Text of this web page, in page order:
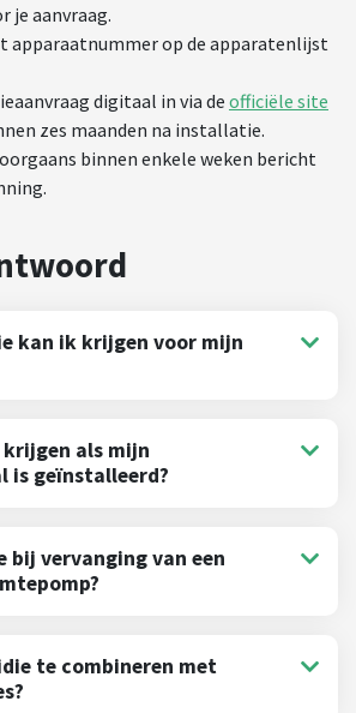
je aanvraag.
apparaatnummer op de apparatenlijst
digitaal in via de officiële site
zes maanden na installatie.
binnen enkele weken bericht
kan ik krijgen voor mijn
als mijn
is geïnstalleerd?
bij vervanging van een
te combineren met